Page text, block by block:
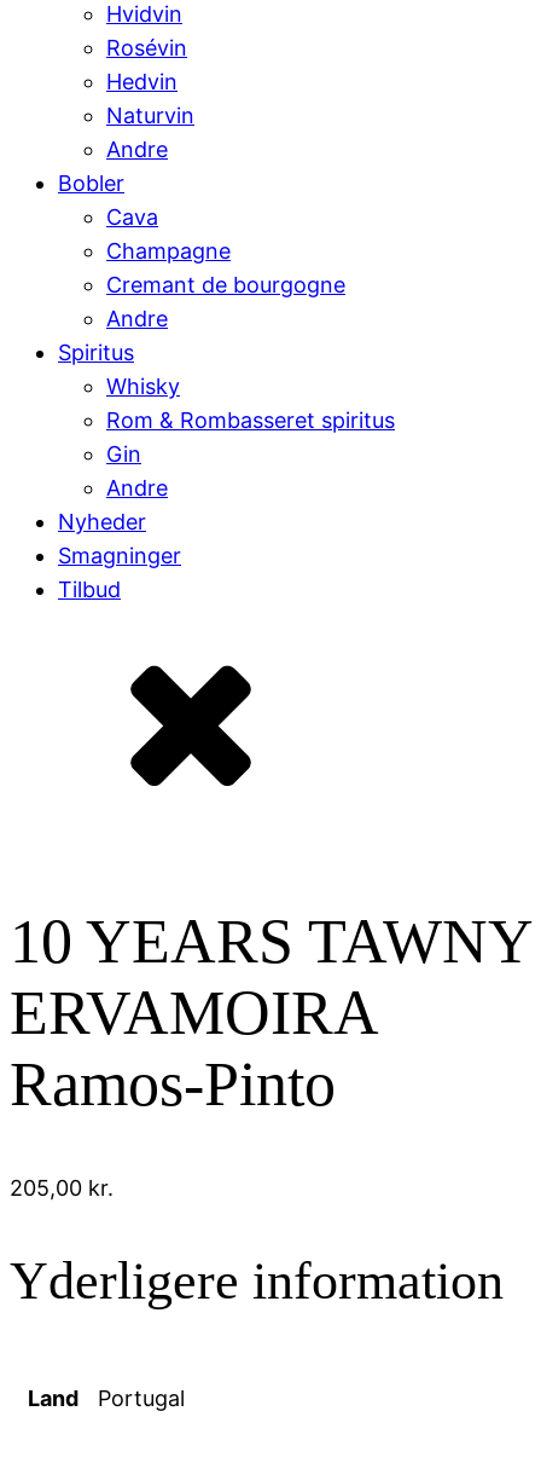
Hvidvin
Rosévin
Hedvin
Naturvin
Andre
Bobler
Cava
Champagne
Cremant de bourgogne
Andre
Spiritus
Whisky
Rom & Rombasseret spiritus
Gin
Andre
Nyheder
Smagninger
Tilbud
10 YEARS TAWNY
ERVAMOIRA
Ramos-Pinto
205,00 kr.
Yderligere information
Land Portugal